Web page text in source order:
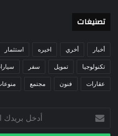
تصنيغات
أخبار أخري اخيره استثمار
تكنولوجيا تمويل سفر
عقارات فنون مجتمع
بريدك
الإلكتروني